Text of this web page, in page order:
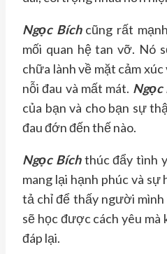
Ngọc Bíchcũng rất
mối quan hệ tan vỡ. Nó
chữa lành về mặt cảm
nỗi đau và mất mát. Ngọc
của bạn và cho bạn sự
đau đớn đến thế nào.
Ngọc Bíchthúc đẩy tình
mang lại hạnh phúc và sự
tả chỉ để thấy người mình
sẽ học được cách yêu mà
đáp lại.